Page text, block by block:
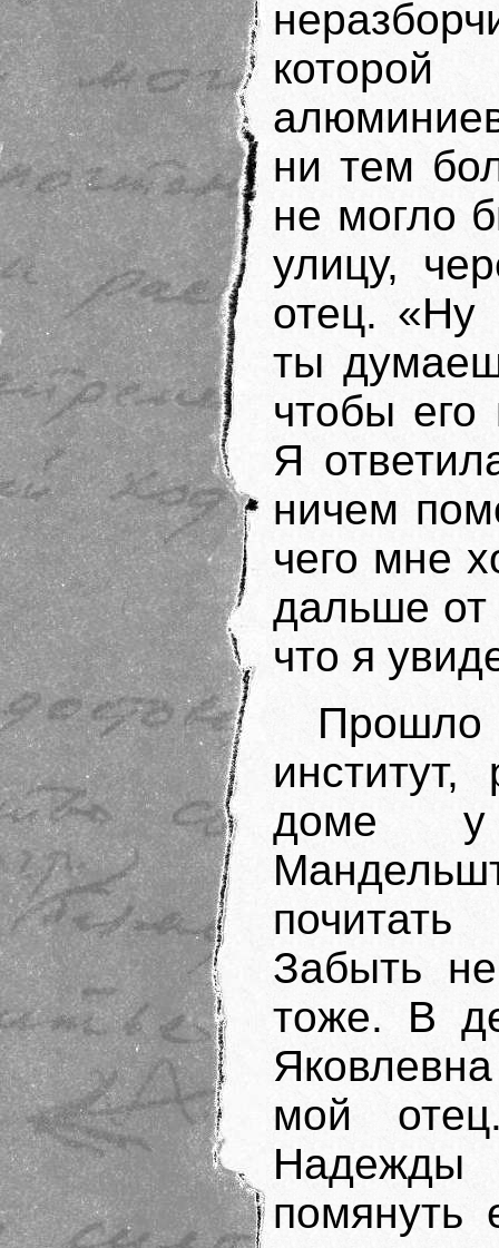
ни тем
не могло
улицу,
отец.
ты
чтобы его
Я
ничем
чего мне
дальше от
что я
Прошло
доме у
Забыть
тоже. В
мой
помянуть